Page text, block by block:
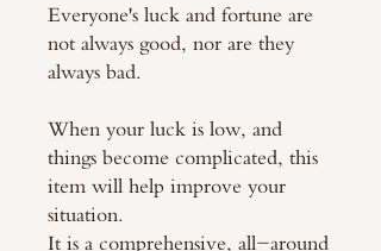
Everyone's luck and fortune are
not always good, nor are they
always bad.
When your luck is low, and
things become complicated, this
item will help improve your
situation.
It is a comprehensive, all-around